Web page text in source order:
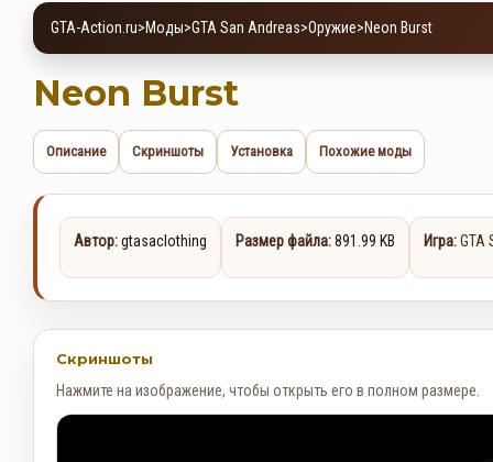
GTA-Action.ru>Моды>GTA San Andreas>Оружие>Neon Burst
Neon Burst
Описание Скриншоты Установка Похожие моды
Автор:gtasaclothing Размер файла:891.99 KB Игра:GTA
Скриншоты
Нажмите на изображение, чтобы открыть его в полном размере.